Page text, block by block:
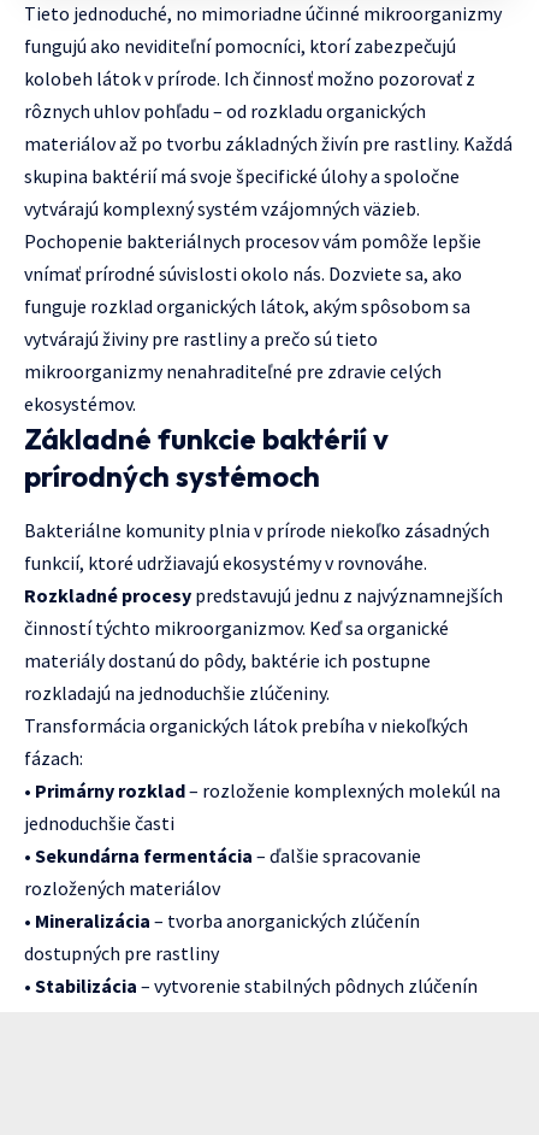
Tieto jednoduché, no mimoriadne účinné mikroorganizmy
fungujú ako neviditeľní pomocníci, ktorí zabezpečujú
kolobeh látok v prírode. Ich činnosť možno pozorovať z
rôznych uhlov pohľadu – od rozkladu organických
materiálov až po tvorbu základných živín pre rastliny. Každá
skupina baktérií má svoje špecifické úlohy a spoločne
vytvárajú komplexný systém vzájomných väzieb.
Pochopenie bakteriálnych procesov vám pomôže lepšie
vnímať prírodné súvislosti okolo nás. Dozviete sa, ako
funguje rozklad organických látok, akým spôsobom sa
vytvárajú živiny pre rastliny a prečo sú tieto
mikroorganizmy nenahraditeľné pre zdravie celých
ekosystémov.
Základné funkcie baktérií v
prírodných systémoch
Bakteriálne komunity plnia v prírode niekoľko zásadných
funkcií, ktoré udržiavajú ekosystémy v rovnováhe.
Rozkladné procesy predstavujú jednu z najvýznamnejších
činností týchto mikroorganizmov. Keď sa organické
materiály dostanú do pôdy, baktérie ich postupne
rozkladajú na jednoduchšie zlúčeniny.
Transformácia organických látok prebíha v niekoľkých
fázach:
• Primárny rozklad– rozloženie komplexných molekúl na
jednoduchšie časti
• Sekundárna fermentácia – ďalšie spracovanie
rozložených materiálov
• Mineralizácia – tvorba anorganických zlúčenín
dostupných pre rastliny
• Stabilizácia – vytvorenie stabilných pôdnych zlúčenín